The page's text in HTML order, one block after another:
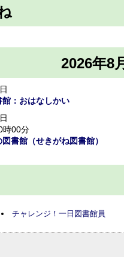
2026年8
：おはなしかい
時00分
書館（せきがね図書館）
チャレンジ！一日図書館員